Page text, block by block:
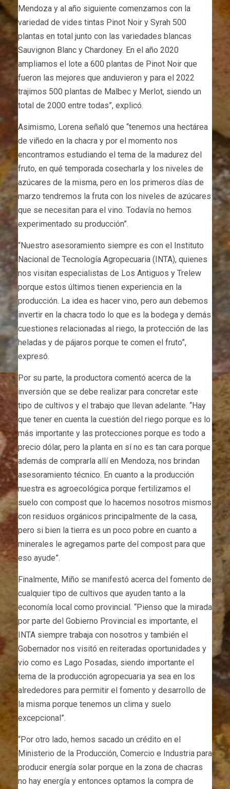
Mendoza y al año siguiente comenzamos con la
variedad de vides tintas Pinot Noir y Syrah 500
plantas en total junto con las variedades blancas
Sauvignon Blanc y Chardoney. En el año 2020
ampliamos el lote a 600 plantas de Pinot Noir que
fueron las mejores que anduvieron y para el 2022
trajimos 500 plantas de Malbec y Merlot, siendo un
total de 2000 entre todas”, explicó.
Asimismo, Lorena señaló que “tenemos una hectárea
de viñedo en la chacra y por el momento nos
encontramos estudiando el tema de la madurez del
fruto, en qué temporada cosecharla y los niveles de
azúcares de la misma, pero en los primeros días de
marzo tendremos la fruta con los niveles de azúcares
que se necesitan para el vino. Todavía no hemos
experimentado su producción”.
“Nuestro asesoramiento siempre es con el Instituto
Nacional de Tecnología Agropecuaria (INTA), quienes
nos visitan especialistas de Los Antiguos y Trelew
porque estos últimos tienen experiencia en la
producción. La idea es hacer vino, pero aun debemos
invertir en la chacra todo lo que es la bodega y demás
cuestiones relacionadas al riego, la protección de las
heladas y de pájaros porque te comen el fruto”,
expresó.
Por su parte, la productora comentó acerca de la
inversión que se debe realizar para concretar este
tipo de cultivos y el trabajo que llevan adelante. “Hay
que tener en cuenta la cuestión del riego porque es lo
más importante y las protecciones porque es todo a
precio dólar, pero la planta en sí no es tan cara porque
además de comprarla allí en Mendoza, nos brindan
asesoramiento técnico. En cuanto a la producción
nuestra es agroecológica porque fertilizamos el
suelo con compost que lo hacemos nosotros mismos
con residuos orgánicos principalmente de la casa,
pero si bien la tierra es un poco pobre en cuanto a
minerales le agregamos parte del compost para que
eso ayude”.
Finalmente, Miño se manifestó acerca del fomento de
cualquier tipo de cultivos que ayuden tanto a la
economía local como provincial. “Pienso que la mirada
por parte del Gobierno Provincial es importante, el
INTA siempre trabaja con nosotros y también el
Gobernador nos visitó en reiteradas oportunidades y
vio como es Lago Posadas, siendo importante el
tema de la producción agropecuaria ya sea en los
alrededores para permitir el fomento y desarrollo de
la misma porque tenemos un clima y suelo
excepcional”.
“Por otro lado, hemos sacado un crédito en el
Ministerio de la Producción, Comercio e Industria para
producir energía solar porque en la zona de chacras
no hay energía y entonces optamos la compra de